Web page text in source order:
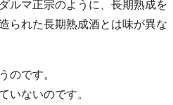
ルマ正宗のように、長期熟成を
られた長期熟成酒とは味が異な
のです。
いないのです。